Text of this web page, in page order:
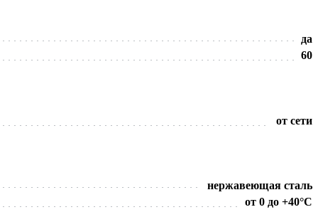
да
60
от сети
нержавеющая сталь
от 0 до +40°С